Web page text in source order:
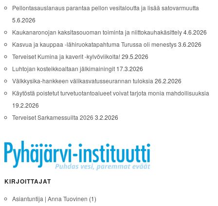
Pellontasauslanaus parantaa pellon vesitaloutta ja lisää satovarmuutta
5.6.2026
Kaukanaronojan kaksitasouoman toiminta ja niittokauhakäsittely4.6.2026
Kasvua ja kauppaa -lähiruokatapahtuma Turussa oli menestys3.6.2026
Terveiset Kumina ja kaverit -kylvöviikolta!29.5.2026
Luhtojan kosteikkoaltaan jälkimainingit 17.3.2026
Välkkysika-hankkeen välikasvatusseurannan tuloksia 26.2.2026
Käytöstä poistetut turvetuotantoalueet voivat tarjota monia mahdollisuuksia
19.2.2026
Terveiset Sarkamessuilta 2026 3.2.2026
KIRJOITTAJAT
Asiantuntija | Anna Tuovinen (1)